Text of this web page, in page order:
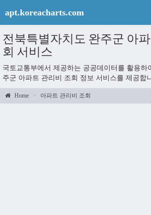
apt.koreacharts.com
전북특별자치도 완주군 아
회 서비스
국토교통부에서 제공하는 공공데이터를 활용하
주군 아파트 관리비 조회 정보 서비스를 제공합
Home 아파트 관리비 조회